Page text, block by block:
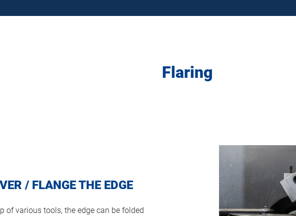
Flaring
/ FLANGE THE EDGE
of various tools, the edge can be folded